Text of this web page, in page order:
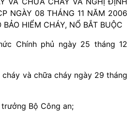
NGÀY 08 THÁNG 11 NĂM 2006
HIỂM CHÁY, NỔ BẮT BUỘC
Chính phủ ngày 25 tháng 12
và chữa cháy ngày 29 tháng
Bộ Công an;